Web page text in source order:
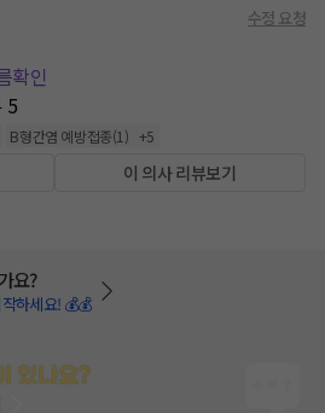
수정 요청
확인
5
B형간염 예방접종(1 ) +5
이 의사 리뷰보기
요?
하세요! 💰💰
있나요?